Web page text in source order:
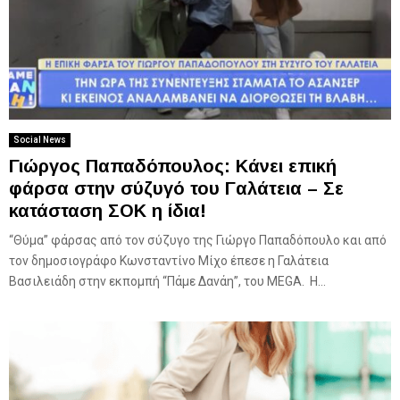
Social News
Γιώργος Παπαδόπουλος: Κάνει επική
φάρσα στην σύζυγό του Γαλάτεια – Σε
κατάσταση ΣΟΚ η ίδια!
“Θύμα” φάρσας από τον σύζυγο της Γιώργο Παπαδόπουλο και από
τον δημοσιογράφο Κωνσταντίνο Μίχο έπεσε η Γαλάτεια
Βασιλειάδη στην εκπομπή “Πάμε Δανάη”, του MEGA. Η...